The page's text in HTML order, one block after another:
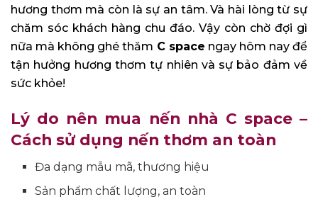
hương thơm mà còn là sự an tâm. Và hài lòng từ sự
chăm sóc khách hàng chu đáo. Vậy còn chờ đợi gì
nữa mà không ghé thăm C space ngay hôm nay để
tận hưởng hương thơm tự nhiên và sự bảo đảm về
sức khỏe!
Lý do nên mua nến nhà C space –
Cách sử dụng nến thơm an toàn
Đa dạng mẫu mã, thương hiệu
Sản phẩm chất lượng, an toàn